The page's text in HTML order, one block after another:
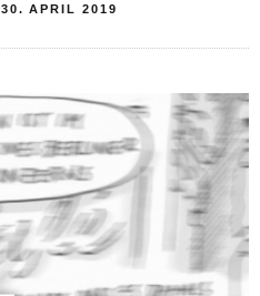
30. APRIL 2019